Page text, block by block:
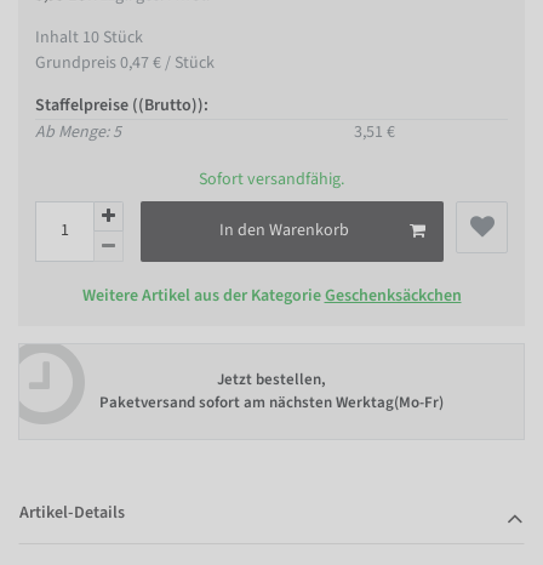
Inhalt 10 Stück
Grundpreis0,47 € / Stück
Staffelpreise ((Brutto)):
Ab Menge: 5
3,51 €
Sofort versandfähig.
In den Warenkorb
Weitere Artikel aus der KategorieGeschenksäckchen
Jetzt bestellen,
Paketversand sofort am nächsten Werktag(Mo-Fr)
Artikel-Details